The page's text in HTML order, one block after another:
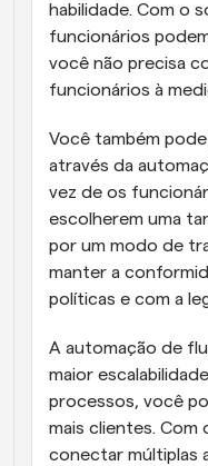
habilidade. Com o
funcionários
você não precisa
funcionários à
Você também
através da
vez de os
escolherem uma
por um modo de
manter a
políticas e com a
A automação de
maior
processos, você
mais clientes.
conectar múltiplas